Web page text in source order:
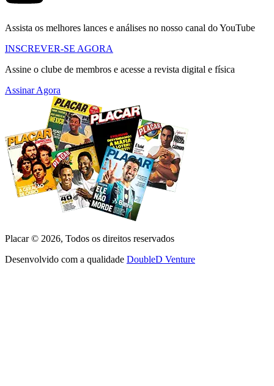
Assista os melhores lances e análises no nosso canal do YouTube
INSCREVER-SE AGORA
Assine o clube de membros e acesse a revista digital e física
Assinar Agora
Placar © 2026, Todos os direitos reservados
Desenvolvido com a qualidade DoubleD Venture